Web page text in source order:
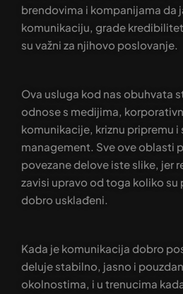
brendovima i kompanijama da
komunikaciju, grade
su važni za njihovo poslovanje.
Ova usluga kod nas obuhvata
odnose s medijima,
komunikacije, kriznu pripremu
management. Sve ove oblasti
povezane delove iste slike, jer
zavisi upravo od toga koliko su
dobro usklađeni.
Kada je komunikacija dobro
deluje stabilno, jasno i
okolnostima, i u trenucima